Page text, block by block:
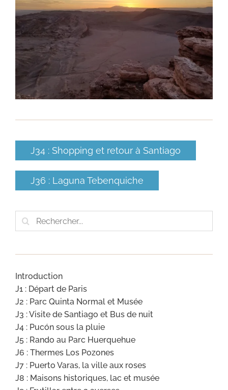
J34 : Shopping et retour à Santiago
J36 : Laguna Tebenquiche
Rechercher:
Introduction
J1 : Départ de Paris
J2 : Parc Quinta Normal et Musée
J3 : Visite de Santiago et Bus de nuit
J4 : Pucón sous la pluie
J5 : Rando au Parc Huerquehue
J6 : Thermes Los Pozones
J7 : Puerto Varas, la ville aux roses
J8 : Maisons historiques, lac et musée